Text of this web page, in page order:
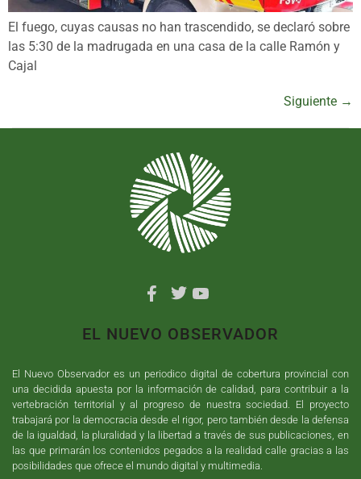
El fuego, cuyas causas no han trascendido, se declaró sobre
las 5:30 de la madrugada en una casa de la calle Ramón y
Cajal
Siguiente →
EL NUEVO OBSERVADOR
El Nuevo Observador es un periodico digital de cobertura provincial con
una decidida apuesta por la información de calidad, para contribuir a la
vertebración territorial y al progreso de nuestra sociedad. El proyecto
trabajará por la democracia desde el rigor, pero también desde la defensa
de la igualdad, la pluralidad y la libertad a través de sus publicaciones, en
las que primarán los contenidos pegados a la realidad calle gracias a las
posibilidades que ofrece el mundo digital y multimedia.